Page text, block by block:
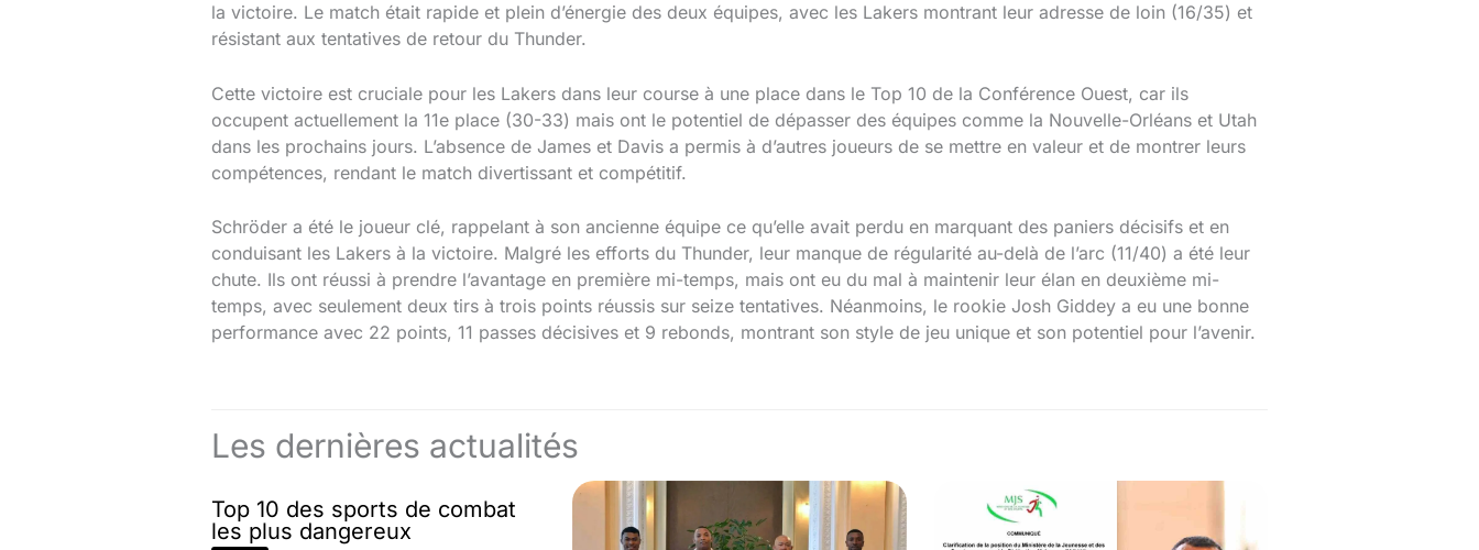
la victoire. Le match était rapide et plein d’énergie des deux équipes, avec les Lakers montrant leur adresse de loin (16/35) et
résistant aux tentatives de retour du Thunder.
Cette victoire est cruciale pour les Lakers dans leur course à une place dans le Top 10 de la Conférence Ouest, car ils
occupent actuellement la 11e place (30-33) mais ont le potentiel de dépasser des équipes comme la Nouvelle-Orléans et Utah
dans les prochains jours. L’absence de James et Davis a permis à d’autres joueurs de se mettre en valeur et de montrer leurs
compétences, rendant le match divertissant et compétitif.
Schröder a été le joueur clé, rappelant à son ancienne équipe ce qu’elle avait perdu en marquant des paniers décisifs et en
conduisant les Lakers à la victoire. Malgré les efforts du Thunder, leur manque de régularité au-delà de l’arc (11/40) a été leur
chute. Ils ont réussi à prendre l’avantage en première mi-temps, mais ont eu du mal à maintenir leur élan en deuxième mi-
temps, avec seulement deux tirs à trois points réussis sur seize tentatives. Néanmoins, le rookie Josh Giddey a eu une bonne
performance avec 22 points, 11 passes décisives et 9 rebonds, montrant son style de jeu unique et son potentiel pour l’avenir.
Les dernières actualités
Top 10 des sports de combat
les plus dangereux